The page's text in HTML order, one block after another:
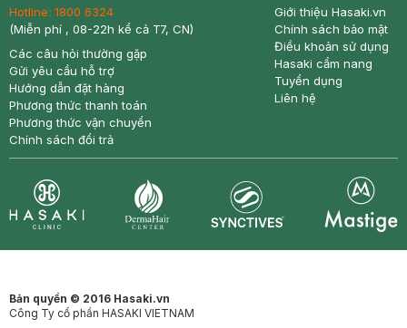
Hotline: 1800 6324
(Miễn phí , 08-22h kể cả T7, CN)
Các câu hỏi thường gặp
Gửi yêu cầu hỗ trợ
Hướng dẫn đặt hàng
Phương thức thanh toán
Phương thức vận chuyển
Chính sách đổi trả
Giới thiệu Hasaki.vn
Chính sách bảo mật
Điều khoản sử dụng
Hasaki cẩm nang
Tuyển dụng
Liên hệ
Bản quyền © 2016 Hasaki.vn
Công Ty cổ phần HASAKI VIETNAM